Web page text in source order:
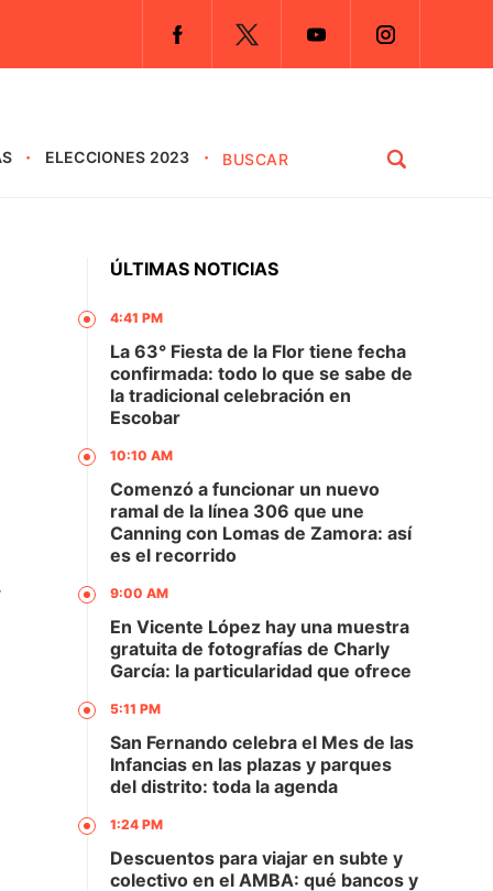
ELECCIONES 2023
ÚLTIMAS NOTICIAS
4:41 PM
La 63° Fiesta de la Flor tiene fecha
confirmada: todo lo que se sabe de
la tradicional celebración en
Escobar
10:10 AM
Comenzó a funcionar un nuevo
ramal de la línea 306 que une
Canning con Lomas de Zamora: así
es el recorrido
9:00 AM
En Vicente López hay una muestra
gratuita de fotografías de Charly
García: la particularidad que ofrece
5:11 PM
San Fernando celebra el Mes de las
Infancias en las plazas y parques
del distrito: toda la agenda
1:24 PM
Descuentos para viajar en subte y
colectivo en el AMBA: qué bancos y